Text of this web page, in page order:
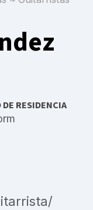
DE RESIDENCIA